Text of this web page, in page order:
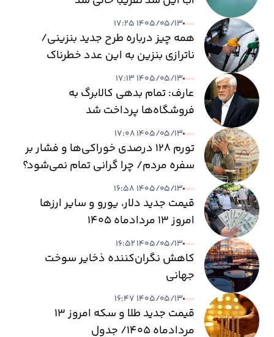
۱۴۰۵/۰۵/۱۳ ۱۷:۲۵
همه چیز درباره طرح جدید بنزینی/
ناترازی بنزین به این عدد خطرناک
می‌رسد
۱۴۰۵/۰۵/۱۳ ۱۷:۱۳
عارف: تمام بدهی کالابرگ به
فروشگاه‌ها پرداخت شد
۱۴۰۵/۰۵/۱۳ ۱۷:۰۸
تورم ۱۲۸ درصدی خوراکی‌ها و فشار بر
سفره مردم/ چرا گرانی تمام نمی‌شود؟
۱۴۰۵/۰۵/۱۳ ۱۶:۵۸
قیمت جدید دلار، یورو و سایر ارزها
امروز ۱۳ مردادماه ۱۴۰۵
۱۴۰۵/۰۵/۱۳ ۱۶:۵۲
کاهش نگران‌کننده ذخایر سوخت
جهانی
۱۴۰۵/۰۵/۱۳ ۱۶:۴۷
قیمت جدید طلا و سکه امروز ۱۳
مردادماه ۱۴۰۵/ جدول